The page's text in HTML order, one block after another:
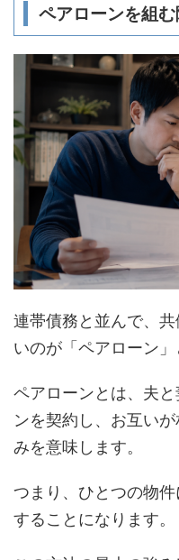
ペアローンを組
連帯債務と並んで、
いのが「ペアローン」
ペアローンとは、夫
ンを契約し、お互い
みを意味します。
つまり、ひとつの物
することになります。